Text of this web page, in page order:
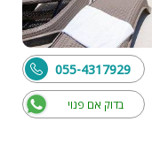
בדוק אם פנוי
055-4317929